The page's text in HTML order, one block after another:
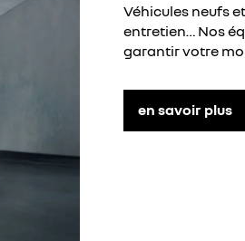
Véhicules neufs
entretien… Nos
garantir votre
en savoir plus